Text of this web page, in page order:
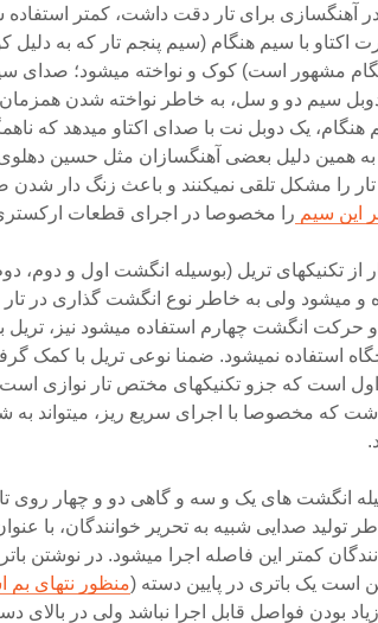
در آهنگسازی برای تار دقت داشت، کمتر
اکتاو با سیم هنگام (سیم پنجم تار که به دلیل
مشهور است) کوک و نواخته میشود؛ صدای
سیم دو و سل، به خاطر نواخته شدن همزمان
هنگام، یک دوبل نت با صدای اکتاو میدهد که
همین دلیل بعضی آهنگسازان مثل حسین
را مشکل تلقی نمیکنند و باعث زنگ دار شدن
این سیم را مخصوصا در اجرای قطعات ارکستری
از تکنیکهای تریل (بوسیله انگشت اول و دوم،
و میشود ولی به خاطر نوع انگشت گذاری در
حرکت انگشت چهارم استفاده میشود نیز،
استفاده نمیشود. ضمنا نوعی تریل با کمک
است که جزو تکنیکهای مختص تار نوازی
که مخصوصا با اجرای سریع ریز، میتواند
انگشت های یک و سه و گاهی دو و چهار روی
تولید صدایی شبیه به تحریر خوانندگان، با
کمتر این فاصله اجرا میشود. در نوشتن
است یک باتری در پایین دسته (منظور نتهای
بودن فواصل قابل اجرا نباشد ولی در بالای